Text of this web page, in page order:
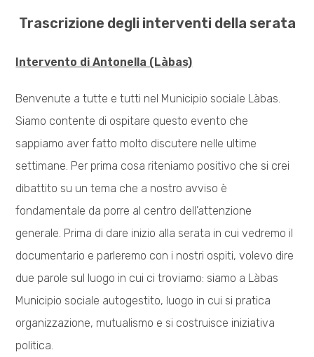
Trascrizione degli interventi della serata
Intervento di Antonella (Làbas)
Benvenute a tutte e tutti nel Municipio sociale Làbas.
Siamo contente di ospitare questo evento che
sappiamo aver fatto molto discutere nelle ultime
settimane. Per prima cosa riteniamo positivo che si crei
dibattito su un tema che a nostro avviso è
fondamentale da porre al centro dell’attenzione
generale. Prima di dare inizio alla serata in cui vedremo il
documentario e parleremo con i nostri ospiti, volevo dire
due parole sul luogo in cui ci troviamo: siamo a Làbas
Municipio sociale autogestito, luogo in cui si pratica
organizzazione, mutualismo e si costruisce iniziativa
politica.